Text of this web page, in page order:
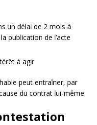
un délai de 2 mois à
publication de l’acte
à agir
peut entraîner, par
du contrat lui-même.